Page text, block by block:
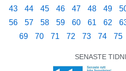
43
44 45 46 47 48 49
56
57 58 59 60 61 62
69
70 71 72 73 74 75
SENASTE